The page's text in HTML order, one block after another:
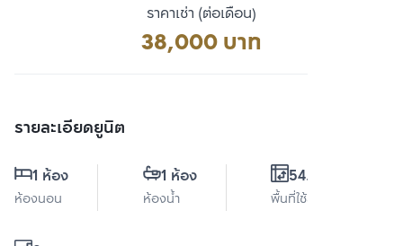
ราคาเช่า (ต่อเดือน)
38,000 บาท
รายละเอียดยูนิต
1 ห้อง
ห้องนอน
1 ห้อง
ห้องน้ำ
54.5 ตร.ม.
พื้นที่ใช้สอย